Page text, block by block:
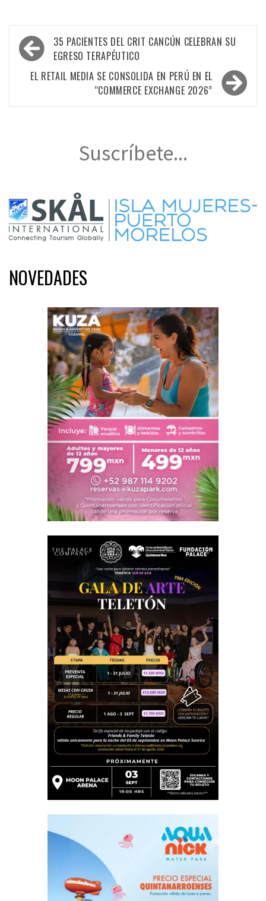
Navegación
de
entradas
35 PACIENTES DEL CRIT CANCÚN CELEBRAN SU
EGRESO TERAPÉUTICO
EL RETAIL MEDIA SE CONSOLIDA EN PERÚ EN EL
“COMMERCE EXCHANGE 2026”
Suscríbete...
NOVEDADES